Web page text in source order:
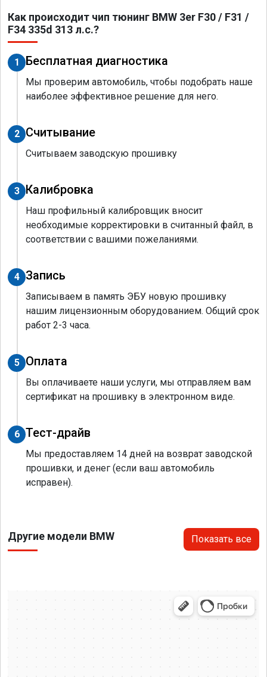
Как происходит чип тюнинг BMW 3er F30 / F31 /
F34 335d 313 л.с.?
1 Бесплатная диагностика
Мы проверим автомобиль, чтобы подобрать наше
наиболее эффективное решение для него.
2 Считывание
Считываем заводскую прошивку
3 Калибровка
Наш профильный калибровщик вносит
необходимые корректировки в считанный файл, в
соответствии с вашими пожеланиями.
4 Запись
Записываем в память ЭБУ новую прошивку
нашим лицензионным оборудованием. Общий срок
работ 2-3 часа.
5 Оплата
Вы оплачиваете наши услуги, мы отправляем вам
сертификат на прошивку в электронном виде.
6 Тест-драйв
Мы предоставляем 14 дней на возврат заводской
прошивки, и денег (если ваш автомобиль
исправен).
Другие модели BMW Показать все